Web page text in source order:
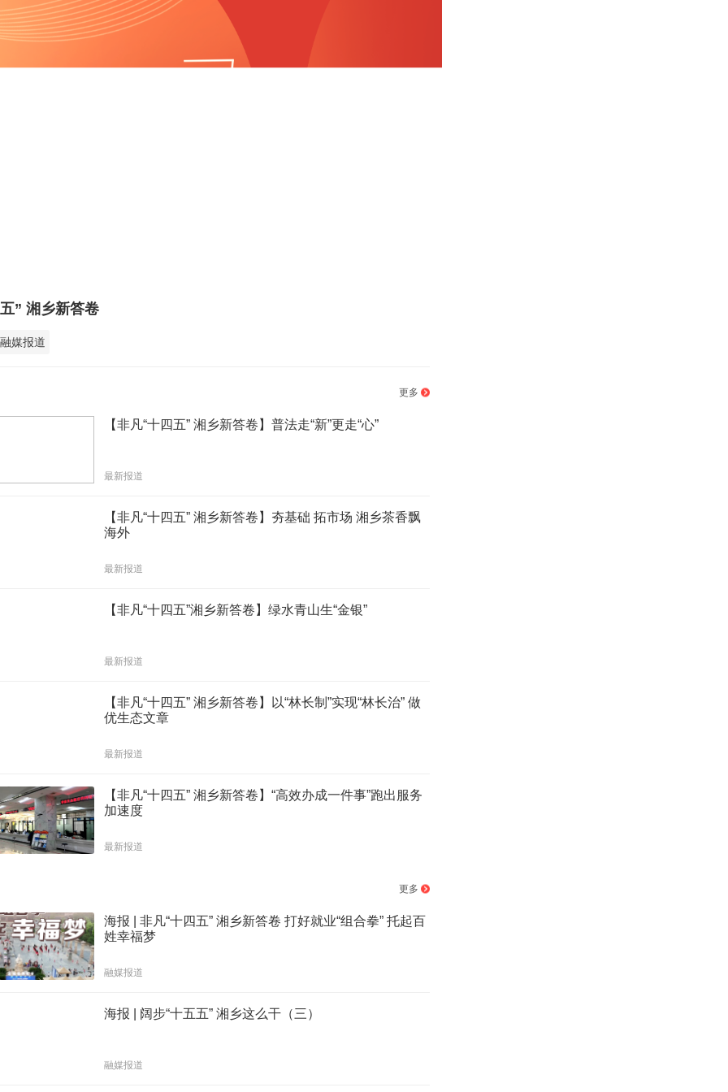
” 湘乡新答卷
融媒报道
更多
【非凡“十四五” 湘乡新答卷】普法走“新”更走“心”
最新报道
【非凡“十四五” 湘乡新答卷】夯基础 拓市场 湘乡茶香飘
海外
最新报道
【非凡“十四五”湘乡新答卷】绿水青山生“金银”
最新报道
【非凡“十四五” 湘乡新答卷】以“林长制”实现“林长治” 做
优生态文章
最新报道
【非凡“十四五” 湘乡新答卷】“高效办成一件事”跑出服务
加速度
最新报道
更多
海报 | 非凡“十四五” 湘乡新答卷 打好就业“组合拳” 托起百
姓幸福梦
融媒报道
海报 | 阔步“十五五” 湘乡这么干（三）
融媒报道